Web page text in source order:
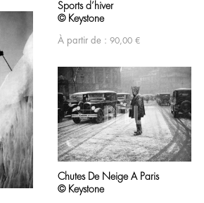
Sports d’hiver
© Keystone
À partir de : 90,00 €
Chutes De Neige A Paris
© Keystone